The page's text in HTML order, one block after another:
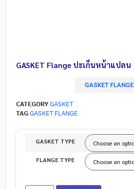
GASKET Flange ปะเก็นหน้าแปลน
GASKET FLANGE
CATEGORYGASKET
TAGGASKET FLANGE
GASKET TYPE
FLANGE TYPE